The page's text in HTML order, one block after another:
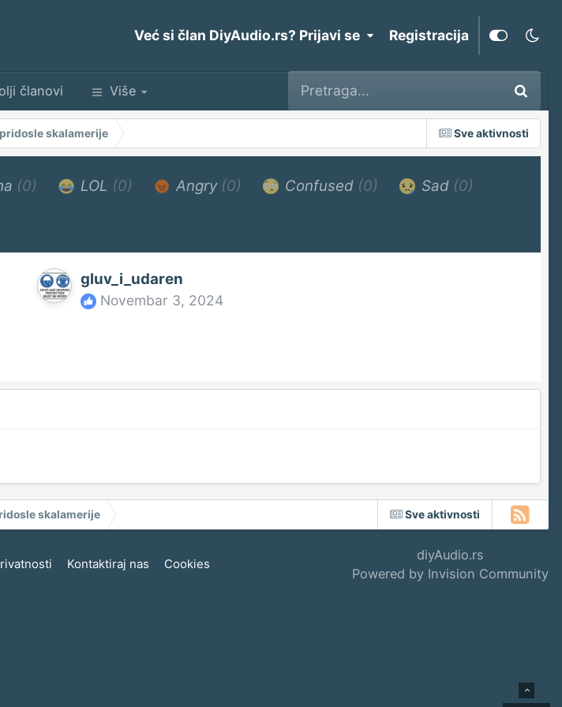
Već si član DiyAudio.rs? Prijavi se Registracija
članovi Više
Sve aktivnosti
skalamerije
(0) LOL (0) Angry (0) Confused (0) Sad (0)
gluv_i_udaren
Novembar 3, 2024
Sve aktivnosti
skalamerije
Kontaktiraj nas Cookies
diyAudio.rs
Powered by Invision Community